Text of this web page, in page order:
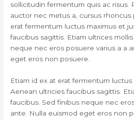
sollicitudin fermentum quis ac risus.
auctor nec metus a, cursus rhoncus
erat fermentum luctus maximus et
faucibus sagittis. Etiam ultrices
neque nec eros posuere varius a a
eget eros non posuere.
Etiam id ex at erat fermentum luctus
Aenean ultricies faucibus sagittis.
faucibus. Sed finibus neque nec
ante. Nulla euismod eget eros non